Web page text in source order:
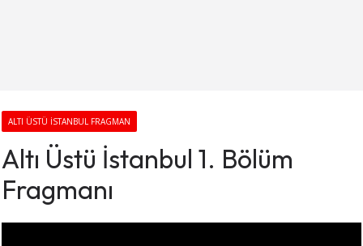
ALTI ÜSTÜ İSTANBUL FRAGMAN
Altı Üstü İstanbul 1. Bölüm
Fragmanı